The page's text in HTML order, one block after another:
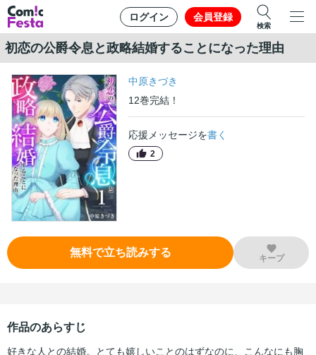
ログイン 会員登録
検索
初恋の公爵令息と政略結婚することになった理由
中原きづき
12巻完結！
応援メッセージを書く
2
無料で立ち読みする キープ
作品のあらすじ
好きな人との結婚。とても嬉しいことのはずなのに、こんなにも胸